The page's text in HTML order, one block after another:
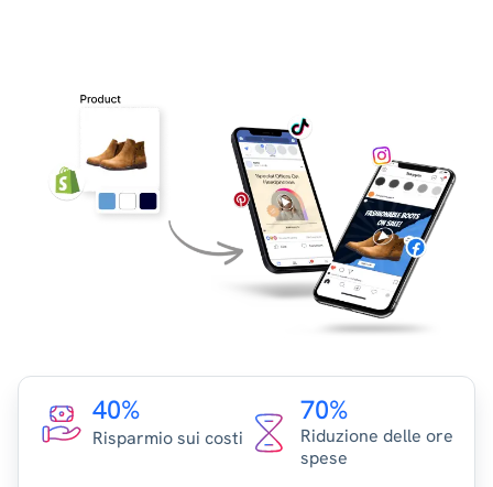
40%
Risparmio sui costi
70%
Riduzione delle ore
spese